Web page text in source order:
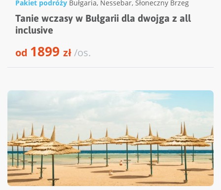
Pakiet podróży Bułgaria, Nessebar, Słoneczny Brzeg
Tanie wczasy w Bułgarii dla dwojga z all
inclusive
od 1899 zł/os.